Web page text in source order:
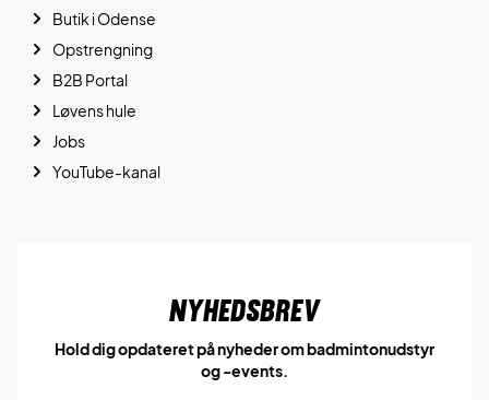
Butik i Odense
Opstrengning
B2B Portal
Løvens hule
Jobs
YouTube-kanal
Nyhedsbrev
Hold dig opdateret på nyheder om badmintonudstyr
og -events.